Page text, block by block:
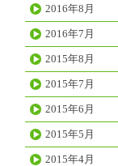
2016年8月
2016年7月
2015年8月
2015年7月
2015年6月
2015年5月
2015年4月